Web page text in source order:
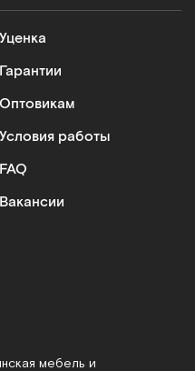
Уценка
Гарантии
Оптовикам
Условия работы
FAQ
Вакансии
мебель и